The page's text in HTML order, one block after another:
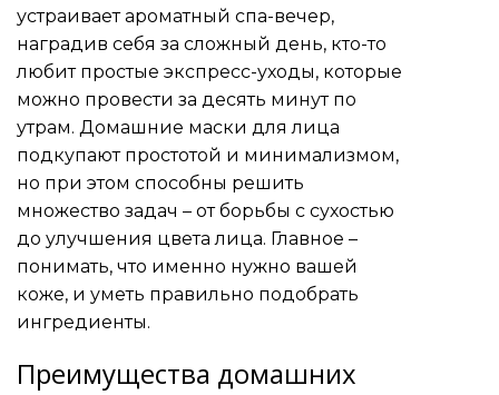
устраивает ароматный спа-вечер,
наградив себя за сложный день, кто-то
любит простые экспресс-уходы, которые
можно провести за десять минут по
утрам. Домашние маски для лица
подкупают простотой и минимализмом,
но при этом способны решить
множество задач – от борьбы с сухостью
до улучшения цвета лица. Главное –
понимать, что именно нужно вашей
коже, и уметь правильно подобрать
ингредиенты.
Преимущества домашних